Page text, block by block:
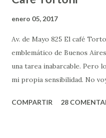
enero 05, 2017
Av. de Mayo 825 El café
emblemático de Buenos
una tarea inabarcable. Pero
mi propia sensibilidad. No
Tortoni, para mí, es
COMPARTIR 28